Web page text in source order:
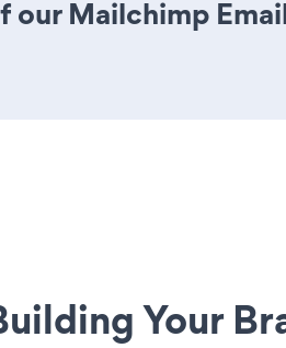
our Mailchimp
Your